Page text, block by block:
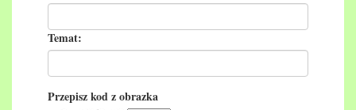
Temat:
Przepisz kod z obrazka